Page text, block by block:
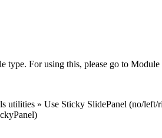
type. For using this, please go to
utilities » Use Sticky SlidePanel (no/left/